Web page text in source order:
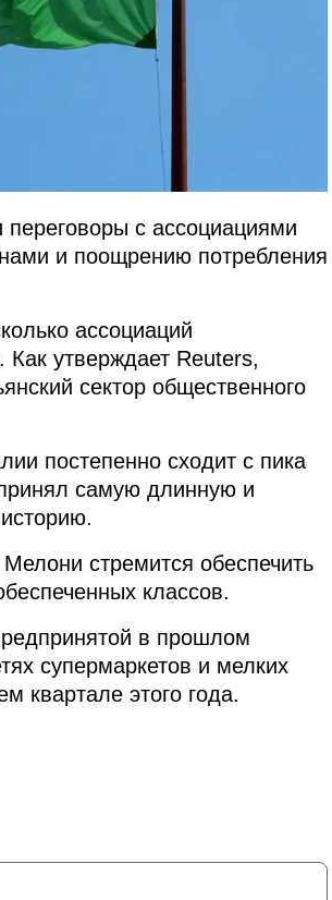
с ассоциациями
и поощрению потребления
ассоциаций
утверждает Reuters,
сектор общественного
постепенно сходит с пика
самую длинную и
стремится обеспечить
классов.
в прошлом
супермаркетов и мелких
квартале этого года.